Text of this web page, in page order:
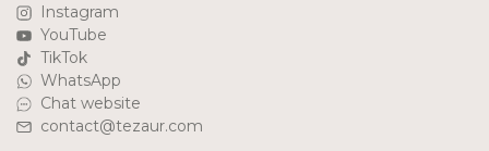
Instagram
YouTube
TikTok
WhatsApp
Chat website
contact@tezaur.com